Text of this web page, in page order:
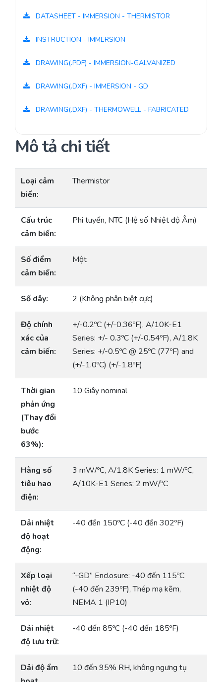
DATASHEET - IMMERSION - THERMISTOR
INSTRUCTION - IMMERSION
DRAWING(.PDF) - IMMERSION-GALVANIZED
DRAWING(.DXF) - IMMERSION - GD
DRAWING(.DXF) - THERMOWELL - FABRICATED
Mô tả chi tiết
Loại cảm
biến:
Thermistor
Cấu trúc
cảm biến:
Phi tuyến, NTC (Hệ số Nhiệt độ Âm)
Số điểm
cảm biến:
Một
Số dây: 2 (Không phân biệt cực)
Độ chính
xác của
cảm biến:
+/-0.2ºC (+/-0.36ºF), A/10K-E1
Series: +/- 0.3ºC (+/-0.54ºF), A/1.8K
Series: +/-0.5ºC @ 25ºC (77ºF) and
(+/-1.0ºC) (+/-1.8ºF)
Thời gian
phản ứng
(Thay đổi
bước
63%):
10 Giây nominal
Hằng số
tiêu hao
điện:
3 mW/ºC, A/1.8K Series: 1 mW/ºC,
A/10K-E1 Series: 2 mW/ºC
Dải nhiệt
độ hoạt
động:
-40 đến 150ºC (-40 đến 302ºF)
Xếp loại
nhiệt độ
vỏ:
“-GD” Enclosure: -40 đến 115ºC
(-40 đến 239ºF), Thép mạ kẽm,
NEMA 1 (IP10)
Dải nhiệt
độ lưu trữ:
-40 đến 85ºC (-40 đến 185ºF)
Dải độ ẩm
10 đến 95% RH, không ngưng tụ